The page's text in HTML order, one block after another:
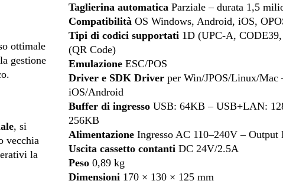
ottimale
gestione
, si
vecchia
la
Taglierina automatica Parziale – durata 1,5
Compatibilità OS Windows, Android, iOS,
Tipi di codici supportati 1D (UPC-A,
(QR Code)
Emulazione ESC/POS
Driver e SDK Driver per Win/JPOS/Linux/Mac
iOS/Android
Buffer di ingresso USB: 64KB – USB+LAN:
256KB
Alimentazione Ingresso AC 110–240V –
Uscita cassetto contanti DC 24V/2.5A
Peso 0,89 kg
Dimensioni 170 × 130 × 125 mm